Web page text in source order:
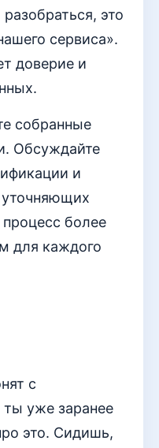
это
сервиса».
доверие и
собранные
Обсуждайте
и
уточняющих
более
для каждого
с
ты уже заранее
это. Сидишь,